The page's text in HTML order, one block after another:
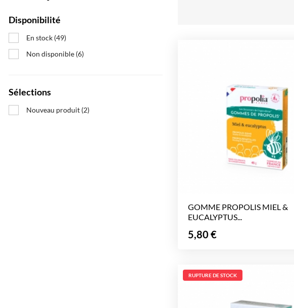
Disponibilité
En stock (49)
Non disponible (6)
Sélections
Nouveau produit (2)
GOMME PROPOLIS MIEL &
EUCALYPTUS...
Prix
5,80 €
RUPTURE DE STOCK